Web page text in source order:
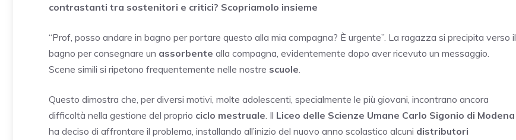
contrastanti tra sostenitori e critici? Scopriamolo insieme
“Prof, posso andare in bagno per portare questo alla mia compagna? È urgente”. La ragazza si precipita verso il
bagno per consegnare un assorbente alla compagna, evidentemente dopo aver ricevuto un messaggio.
Scene simili si ripetono frequentemente nelle nostre scuole
Questo dimostra che, per diversi motivi, molte adolescenti, specialmente le più giovani, incontrano ancora
difficoltà nella gestione del proprio ciclo mestruale . Il Liceo delle Scienze Umane Carlo Sigonio di Modena
ha deciso di affrontare il problema, installando all’inizio del nuovo anno scolastico alcuni distributori